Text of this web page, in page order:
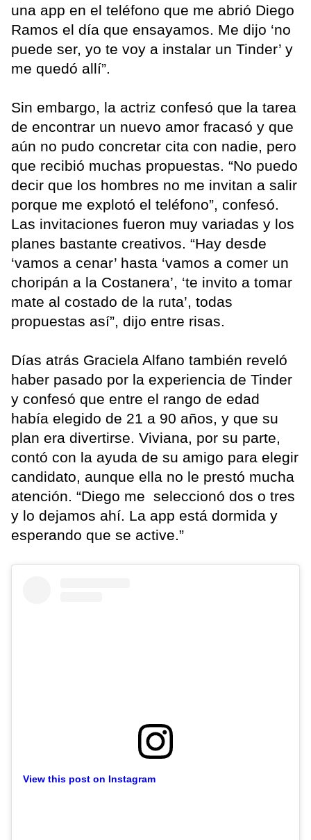
una app en el teléfono que me abrió Diego
Ramos el día que ensayamos. Me dijo ‘no
puede ser, yo te voy a instalar un Tinder’ y
me quedó allí”.
Sin embargo, la actriz confesó que la tarea
de encontrar un nuevo amor fracasó y que
aún no pudo concretar cita con nadie, pero
que recibió muchas propuestas. “No puedo
decir que los hombres no me invitan a salir
porque me explotó el teléfono”, confesó.
Las invitaciones fueron muy variadas y los
planes bastante creativos. “Hay desde
‘vamos a cenar’ hasta ‘vamos a comer un
choripán a la Costanera’, ‘te invito a tomar
mate al costado de la ruta’, todas
propuestas así”, dijo entre risas.
Días atrás Graciela Alfano también reveló
haber pasado por la experiencia de Tinder
y confesó que entre el rango de edad
había elegido de 21 a 90 años, y que su
plan era divertirse. Viviana, por su parte,
contó con la ayuda de su amigo para elegir
candidato, aunque ella no le prestó mucha
atención. “Diego me seleccionó dos o tres
y lo dejamos ahí. La app está dormida y
esperando que se active.”
View this post on Instagram